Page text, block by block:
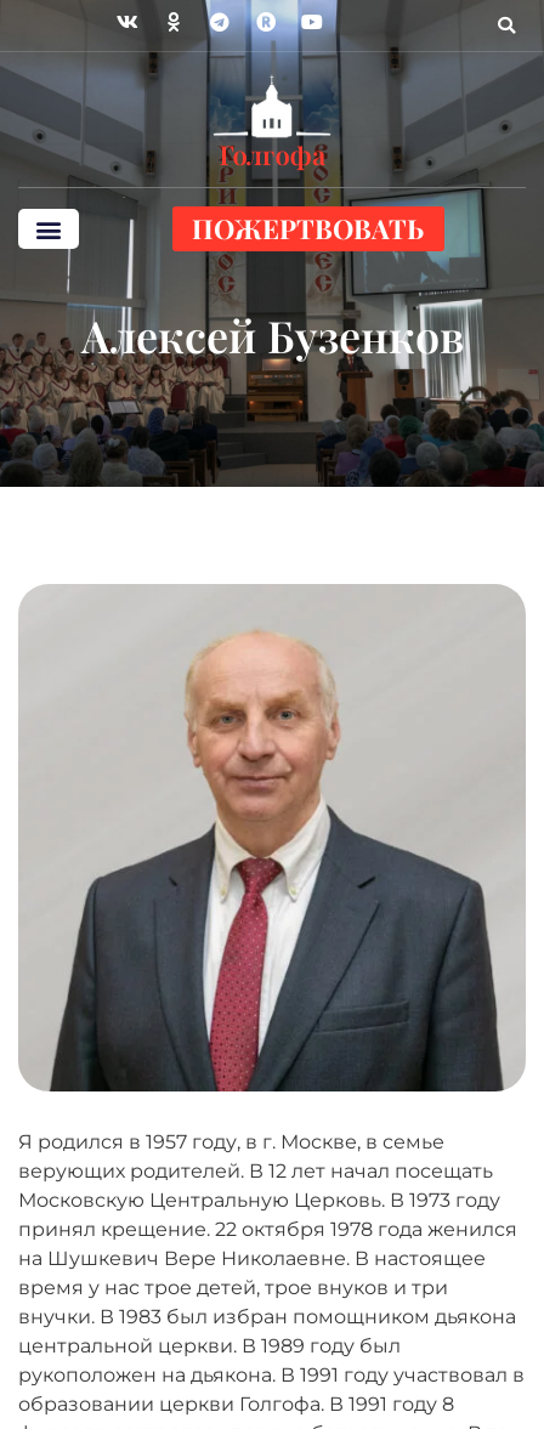
ПОЖЕРТВОВАТЬ
Алексей Бузенков
Я родился в 1957 году, в г. Москве, в семье
верующих родителей. В 12 лет начал посещать
Московскую Центральную Церковь. В 1973 году
принял крещение. 22 октября 1978 года женился
на Шушкевич Вере Николаевне. В настоящее
время у нас трое детей, трое внуков и три
внучки. В 1983 был избран помощником дьякона
центральной церкви. В 1989 году был
рукоположен на дьякона. В 1991 году участвовал в
образовании церкви Голгофа. В 1991 году 8